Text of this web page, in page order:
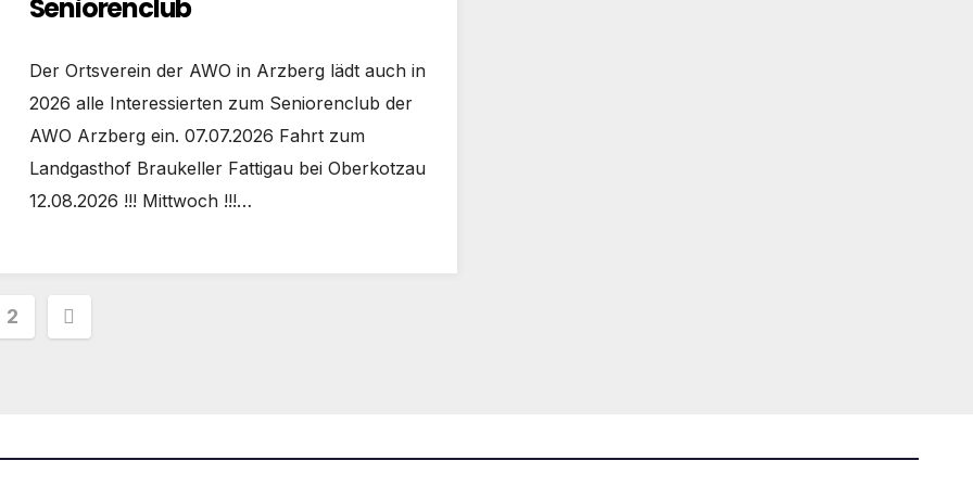
Seniorenclub
Der Ortsverein der AWO in Arzberg lädt auch in
2026 alle Interessierten zum Seniorenclub der
AWO Arzberg ein. 07.07.2026 Fahrt zum
Landgasthof Braukeller Fattigau bei Oberkotzau
12.08.2026 !!! Mittwoch !!!…
2